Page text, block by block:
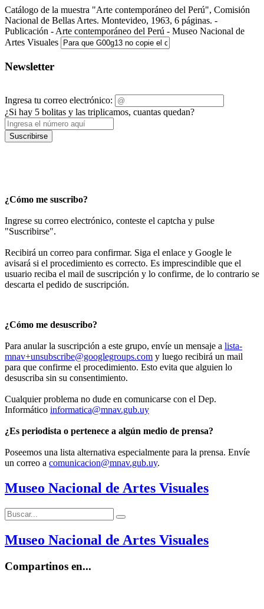
Catálogo de la muestra "Arte contemporáneo del Perú", Comisión
Nacional de Bellas Artes. Montevideo, 1963, 6 páginas. -
Publicación - Arte contemporáneo del Perú - Museo Nacional de
Artes Visuales
Newsletter
Ingresa tu correo electrónico:
¿Si hay 5 bolitas y las triplicamos, cuantas quedan?
Suscribirse
¿Cómo me suscribo?
Ingrese su correo electrónico, conteste el captcha y pulse
"Suscribirse".
Recibirá un correo para confirmar. Siga el enlace y Google le
avisará si el procedimiento es correcto. Es imprescindible que el
usuario reciba el mail de suscripción y lo confirme, de lo contrario se
descarta el pedido de suscripción.
¿Cómo me desuscribo?
Para anular la suscripción a este grupo, envíe un mensaje a lista-
mnav+unsubscribe@googlegroups.com y luego recibirá un mail
para que confirme el procedimiento. Esto evita que alguien lo
desuscriba sin su consentimiento.
Cualquier problema no dude en comunicarse con el Dep.
Informático informatica@mnav.gub.uy
¿Es periodista o pertenece a algún medio de prensa?
Poseemos una lista alternativa especialmente para la prensa. Envíe
un correo a comunicacion@mnav.gub.uy.
Museo Nacional de Artes Visuales
Buscar:
Buscar
Museo Nacional de Artes Visuales
Compartinos en...